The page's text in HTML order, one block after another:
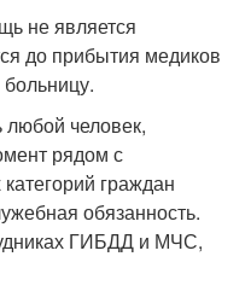
не является
до прибытия медиков
человек,
рядом с
граждан
обязанность.
ГИБДД и МЧС,